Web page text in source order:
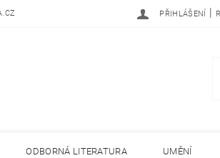
PŘIHLÁŠENÍ |
ODBORNÁ LITERATURA UMĚNÍ